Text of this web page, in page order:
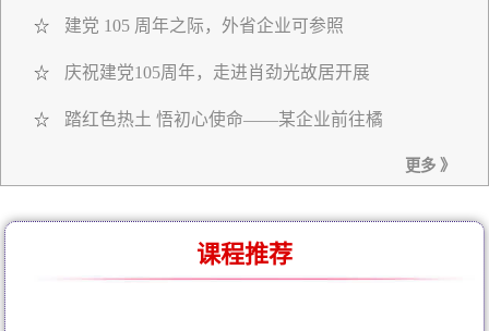
☆ 建党 105 周年之际，外省企业可参照
☆ 庆祝建党105周年，走进肖劲光故居开展
☆ 踏红色热土 悟初心使命——某企业前往橘
更多 》
课程推荐